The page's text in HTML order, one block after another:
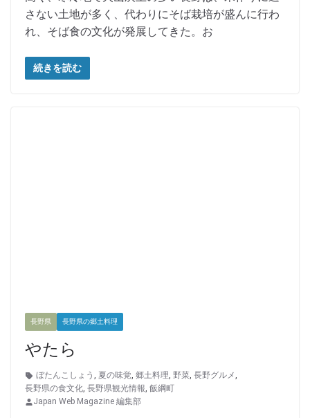
さない土地が多く、代わりにそば栽培が盛んに行わ
れ、そば食の文化が発展してきた。お
続きを読む
長野県 長野県の郷土料理
やたら
ぼたんこしょう , 夏の味覚, 郷土料理, 野菜, 長野グルメ,
長野県の食文化, 長野県観光情報, 飯綱町
Japan Web Magazine 編集部